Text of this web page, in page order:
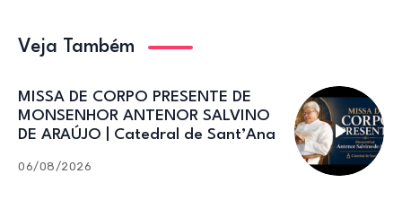
Veja Também
MISSA DE CORPO PRESENTE DE
MONSENHOR ANTENOR SALVINO
DE ARAÚJO | Catedral de Sant’Ana
06/08/2026